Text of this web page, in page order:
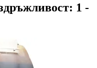
1 -